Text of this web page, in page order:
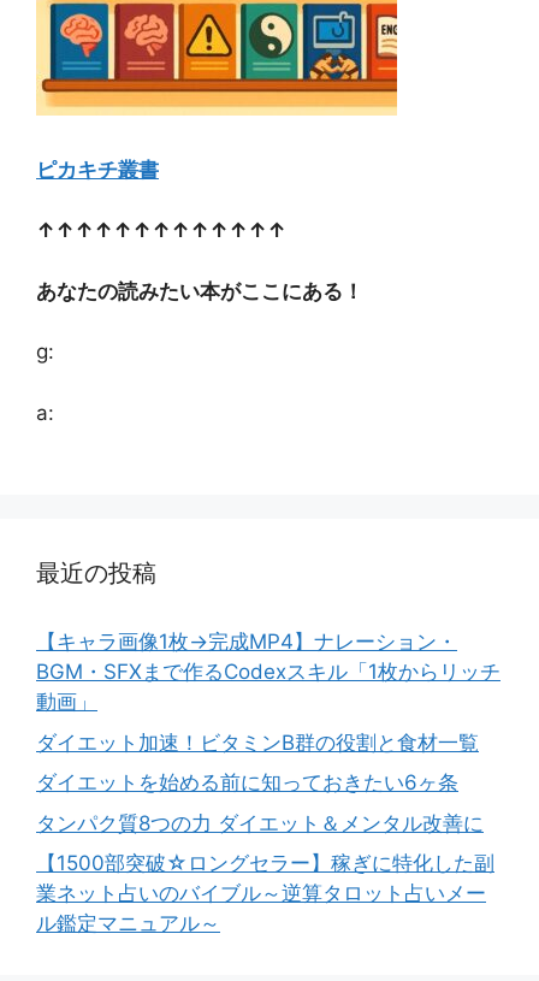
ピカキチ叢書
↑↑↑↑↑↑↑↑↑↑↑↑↑
あなたの読みたい本がここにある！
g:
a:
最近の投稿
【キャラ画像1枚→完成MP4】ナレーション・
BGM・SFXまで作るCodexスキル「1枚からリッチ
動画」
ダイエット加速！ビタミンB群の役割と食材一覧
ダイエットを始める前に知っておきたい6ヶ条
タンパク質8つの力 ダイエット＆メンタル改善に
【1500部突破☆ロングセラー】稼ぎに特化した副
業ネット占いのバイブル～逆算タロット占いメー
ル鑑定マニュアル～